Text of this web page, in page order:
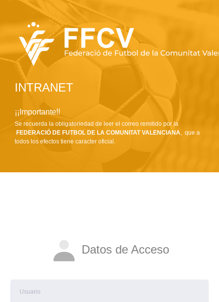
INTRANET
¡¡Importante!!
Se recuerda la obligatoriedad de leer el correo remitido por la
FEDERACIÓ DE FUTBOL DE LA COMUNITAT VALENCIANA, que a
todos los efectos tiene caracter oficial.
Datos de Acceso